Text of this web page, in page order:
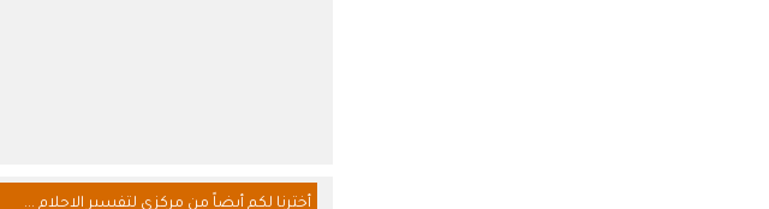
أخترنا لكم أيضاً من مركزي لتفسير الاحلام ...